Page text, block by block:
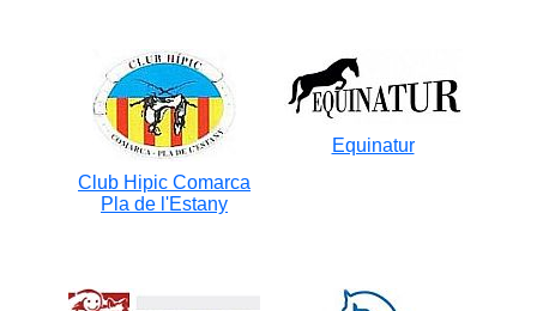
Club Hipic Comarca
Pla de l'Estany
Equinatur